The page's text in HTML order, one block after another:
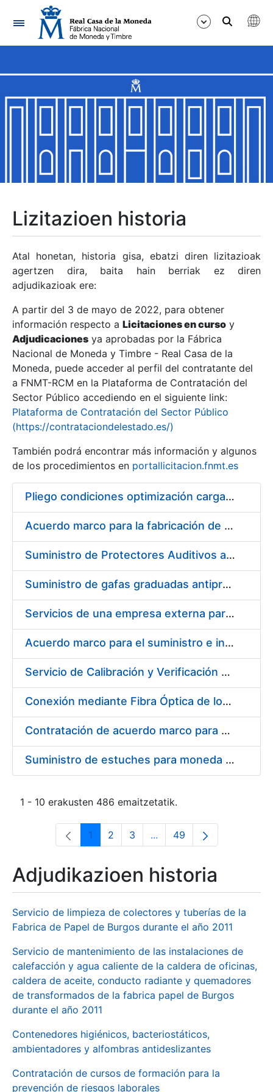
Nabigazioa
Erakutsi/Ezkutatu
Erakutsi/Ezkutatu
Erakutsi/Ezkutatu
Erakutsi/Ezkutatu
Erakutsi/Ezkutatu
Erakutsi/Ezkutatu
Erakutsi/Ezkutatu
Erakutsi/Ezkutatu
Lizitazioen historia
Atal honetan, historia gisa, ebatzi diren lizitazioak
agertzen dira, baita hain berriak ez diren
adjudikazioak ere:
A partir del 3 de mayo de 2022, para obtener
información respecto a Licitaciones en curso y
Adjudicaciones ya aprobadas por la Fábrica
Nacional de Moneda y Timbre - Real Casa de la
Moneda, puede acceder al perfil del contratante del
a FNMT-RCM en la Plataforma de Contratación del
Sector Público accediendo en el siguiente link:
Plataforma de Contratación del Sector Público
(https://contrataciondelestado.es/)
También podrá encontrar más información y algunos
de los procedimientos en portallicitacion.fnmt.es
Pliego condiciones optimización cargas compras firmado
Acuerdo marco para la fabricación de piezas
Suministro de Protectores Auditivos a medida para las personas trabajadoras de los Centros de Trabajo de Madrid y Burgos
Suministro de gafas graduadas antiproyecciones para los trabajadores de la FNMT-RCM en los centros de trabajo de Madrid y Burgos
Servicios de una empresa externa para el asesoramiento y resolución de los recursos de alzada que se presentan relacionados con procesos de selección para la FNMT-RCM
Acuerdo marco para el suministro e instalación de persianas, estores y otros complementos
Servicio de Calibración y Verificación Externa de los Equipos de Medición del Servicio de Prevención de la FNMT-RCM
Conexión mediante Fibra Óptica de los Centros de Proceso de Datos (CPDs) de las sedes de la FNMT-RCM de Burgos y Madrid
Contratación de acuerdo marco para el Suministro de Material de Electricidad para la Fábrica Nacional de Moneda y Timbre-Real Casa de la Moneda en su centro de trabajo de Burgos
Suministro de estuches para moneda de 30 €
1 - 10 erakusten 486 emaitzetatik.
Orrialdea
1 Orrialdea
2 Orrialdea
3 ...Intermediate Pages Use
Orrialdea
49
Adjudikazioen historia
Servicio de limpieza de colectores y tuberías de la
Fabrica de Papel de Burgos durante el año 2011
Servicio de mantenimiento de las instalaciones de
calefacción y agua caliente de la caldera de oficinas,
caldera de aceite, conducto radiante y quemadores
de transformados de la fabrica papel de Burgos
durante el año 2011
Contenedores higiénicos, bacteriostáticos,
ambientadores y alfombras antideslizantes
Contratación de cursos de formación para la
prevención de riesgos laborales